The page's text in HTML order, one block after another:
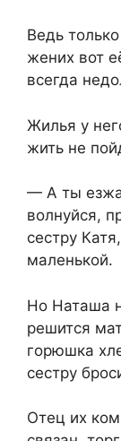
Ведь
жених вот
всегда
Жилья у
жить не
— А ты
волнуйся,
сестру
маленькой.
Но Наташа
решится
горюшка
сестру
Отец их